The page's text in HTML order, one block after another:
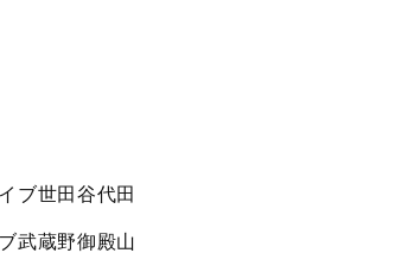
ブ世田谷代田
武蔵野御殿山